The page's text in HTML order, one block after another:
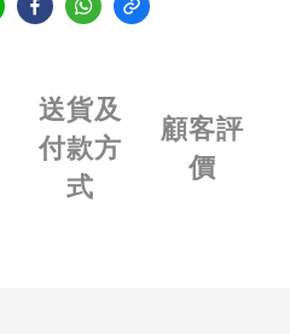
送貨及
付款方
式
顧客評
價